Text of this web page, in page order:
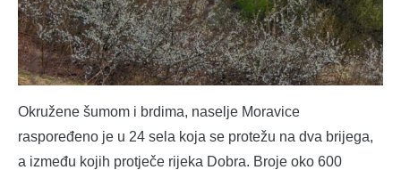
Okružene šumom i brdima, naselje Moravice
raspoređeno je u 24 sela koja se protežu na dva brijega,
a između kojih protječe rijeka Dobra. Broje oko 600